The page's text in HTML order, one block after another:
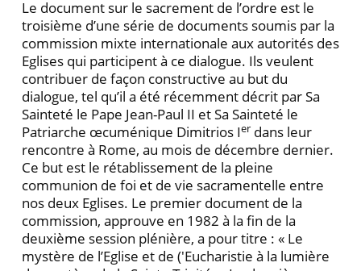
Le document sur le sacrement de l’ordre est le
troisième d’une série de documents soumis par la
commission mixte internationale aux autorités des
Eglises qui participent à ce dialogue. Ils veulent
contribuer de façon constructive au but du
dialogue, tel qu’il a été récemment décrit par Sa
Sainteté le Pape Jean-Paul II et Sa Sainteté le
Patriarche œcuménique Dimitrios Ier dans leur
rencontre à Rome, au mois de décembre dernier.
Ce but est le rétablissement de la pleine
communion de foi et de vie sacramentelle entre
nos deux Eglises. Le premier document de la
commission, approuve en 1982 à la fin de la
deuxième session plénière, a pour titre : « Le
mystère de l’Eglise et de ('Eucharistie à la lumière